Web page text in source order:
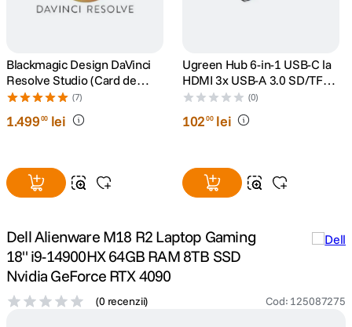
9. dji osmo
10 . insta 360
Blackmagic Design DaVinci
Resolve Studio (Card de
Activare)
(7)
1.49900 lei
Ugreen Hub 6-in-1 USB-C la
HDMI 3x USB-A 3.0 SD/TF
Gri
(0)
10200 lei
Dell Alienware M18 R2 Laptop Gaming
18'' i9-14900HX 64GB RAM 8TB SSD
Nvidia GeForce RTX 4090
(0 recenzii) Cod: 125087275